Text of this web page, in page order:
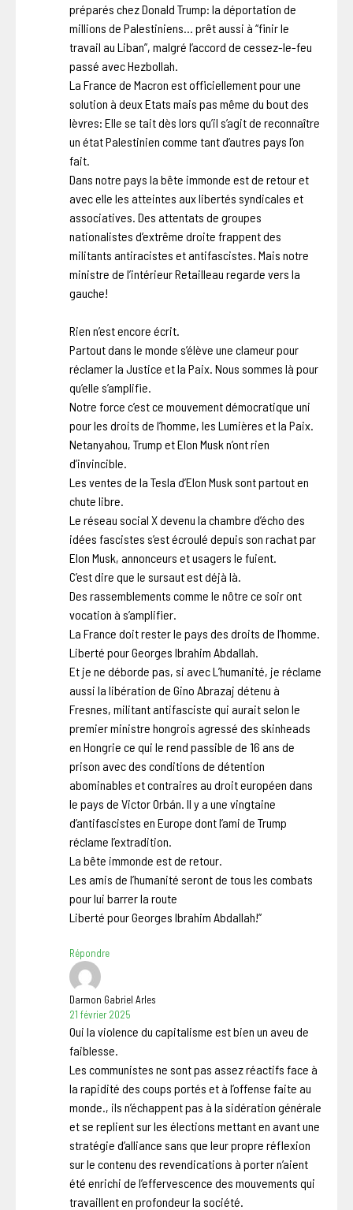
préparés chez Donald Trump: la déportation de
millions de Palestiniens… prêt aussi à “finir le
travail au Liban”, malgré l’accord de cessez-le-feu
passé avec Hezbollah.
La France de Macron est officiellement pour une
solution à deux Etats mais pas même du bout des
lèvres: Elle se tait dès lors qu’il s’agit de reconnaître
un état Palestinien comme tant d’autres pays l’on
fait.
Dans notre pays la bête immonde est de retour et
avec elle les atteintes aux libertés syndicales et
associatives. Des attentats de groupes
nationalistes d’extrême droite frappent des
militants antiracistes et antifascistes. Mais notre
ministre de l’intérieur Retailleau regarde vers la
gauche!
Rien n’est encore écrit.
Partout dans le monde s’élève une clameur pour
réclamer la Justice et la Paix. Nous sommes là pour
qu’elle s’amplifie.
Notre force c’est ce mouvement démocratique uni
pour les droits de l’homme, les Lumières et la Paix.
Netanyahou, Trump et Elon Musk n’ont rien
d’invincible.
Les ventes de la Tesla d’Elon Musk sont partout en
chute libre.
Le réseau social X devenu la chambre d’écho des
idées fascistes s’est écroulé depuis son rachat par
Elon Musk, annonceurs et usagers le fuient.
C’est dire que le sursaut est déjà là.
Des rassemblements comme le nôtre ce soir ont
vocation à s’amplifier.
La France doit rester le pays des droits de l’homme.
Liberté pour Georges Ibrahim Abdallah.
Et je ne déborde pas, si avec L’humanité, je réclame
aussi la libération de Gino Abrazaj détenu à
Fresnes, militant antifasciste qui aurait selon le
premier ministre hongrois agressé des skinheads
en Hongrie ce qui le rend passible de 16 ans de
prison avec des conditions de détention
abominables et contraires au droit européen dans
le pays de Victor Orbán. Il y a une vingtaine
d’antifascistes en Europe dont l’ami de Trump
réclame l’extradition.
La bête immonde est de retour.
Les amis de l’humanité seront de tous les combats
pour lui barrer la route
Liberté pour Georges Ibrahim Abdallah!”
Répondre
Darmon Gabriel Arles
21 février 2025
Oui la violence du capitalisme est bien un aveu de
faiblesse.
Les communistes ne sont pas assez réactifs face à
la rapidité des coups portés et à l’offense faite au
monde., ils n’échappent pas à la sidération générale
et se replient sur les élections mettant en avant une
stratégie d’alliance sans que leur propre réflexion
sur le contenu des revendications à porter n’aient
été enrichi de l’effervescence des mouvements qui
travaillent en profondeur la société.